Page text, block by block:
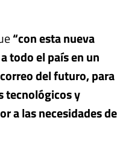
“con esta nueva
todo el país en un
del futuro, para
tecnológicos y
a las necesidades de